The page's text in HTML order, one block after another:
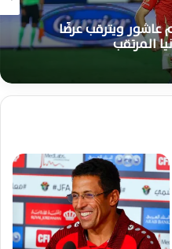
ويترقب عرضًا
المرتقب